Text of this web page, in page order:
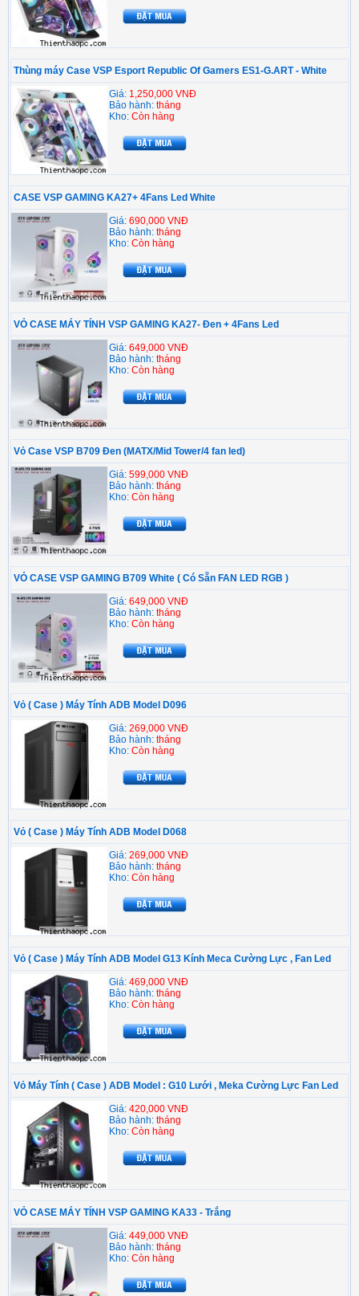
Thùng máy Case VSP Esport Republic Of Gamers ES1-G.ART - White
Giá: 1,250,000 VNĐ
Bảo hành: tháng
Kho: Còn hàng
CASE VSP GAMING KA27+ 4Fans Led White
Giá: 690,000 VNĐ
Bảo hành: tháng
Kho: Còn hàng
VỎ CASE MÁY TÍNH VSP GAMING KA27- Đen + 4Fans Led
Giá: 649,000 VNĐ
Bảo hành: tháng
Kho: Còn hàng
Vỏ Case VSP B709 Đen (MATX/Mid Tower/4 fan led)
Giá: 599,000 VNĐ
Bảo hành: tháng
Kho: Còn hàng
VỎ CASE VSP GAMING B709 White ( Có Sẵn FAN LED RGB )
Giá: 649,000 VNĐ
Bảo hành: tháng
Kho: Còn hàng
Vỏ ( Case ) Máy Tính ADB Model D096
Giá: 269,000 VNĐ
Bảo hành: tháng
Kho: Còn hàng
Vỏ ( Case ) Máy Tính ADB Model D068
Giá: 269,000 VNĐ
Bảo hành: tháng
Kho: Còn hàng
Vỏ ( Case ) Máy Tính ADB Model G13 Kính Meca Cường Lực , Fan Led
Giá: 469,000 VNĐ
Bảo hành: tháng
Kho: Còn hàng
Vỏ Máy Tính ( Case ) ADB Model : G10 Lưới , Meka Cường Lực Fan Led
Giá: 420,000 VNĐ
Bảo hành: tháng
Kho: Còn hàng
VỎ CASE MÁY TÍNH VSP GAMING KA33 - Trắng
Giá: 449,000 VNĐ
Bảo hành: tháng
Kho: Còn hàng